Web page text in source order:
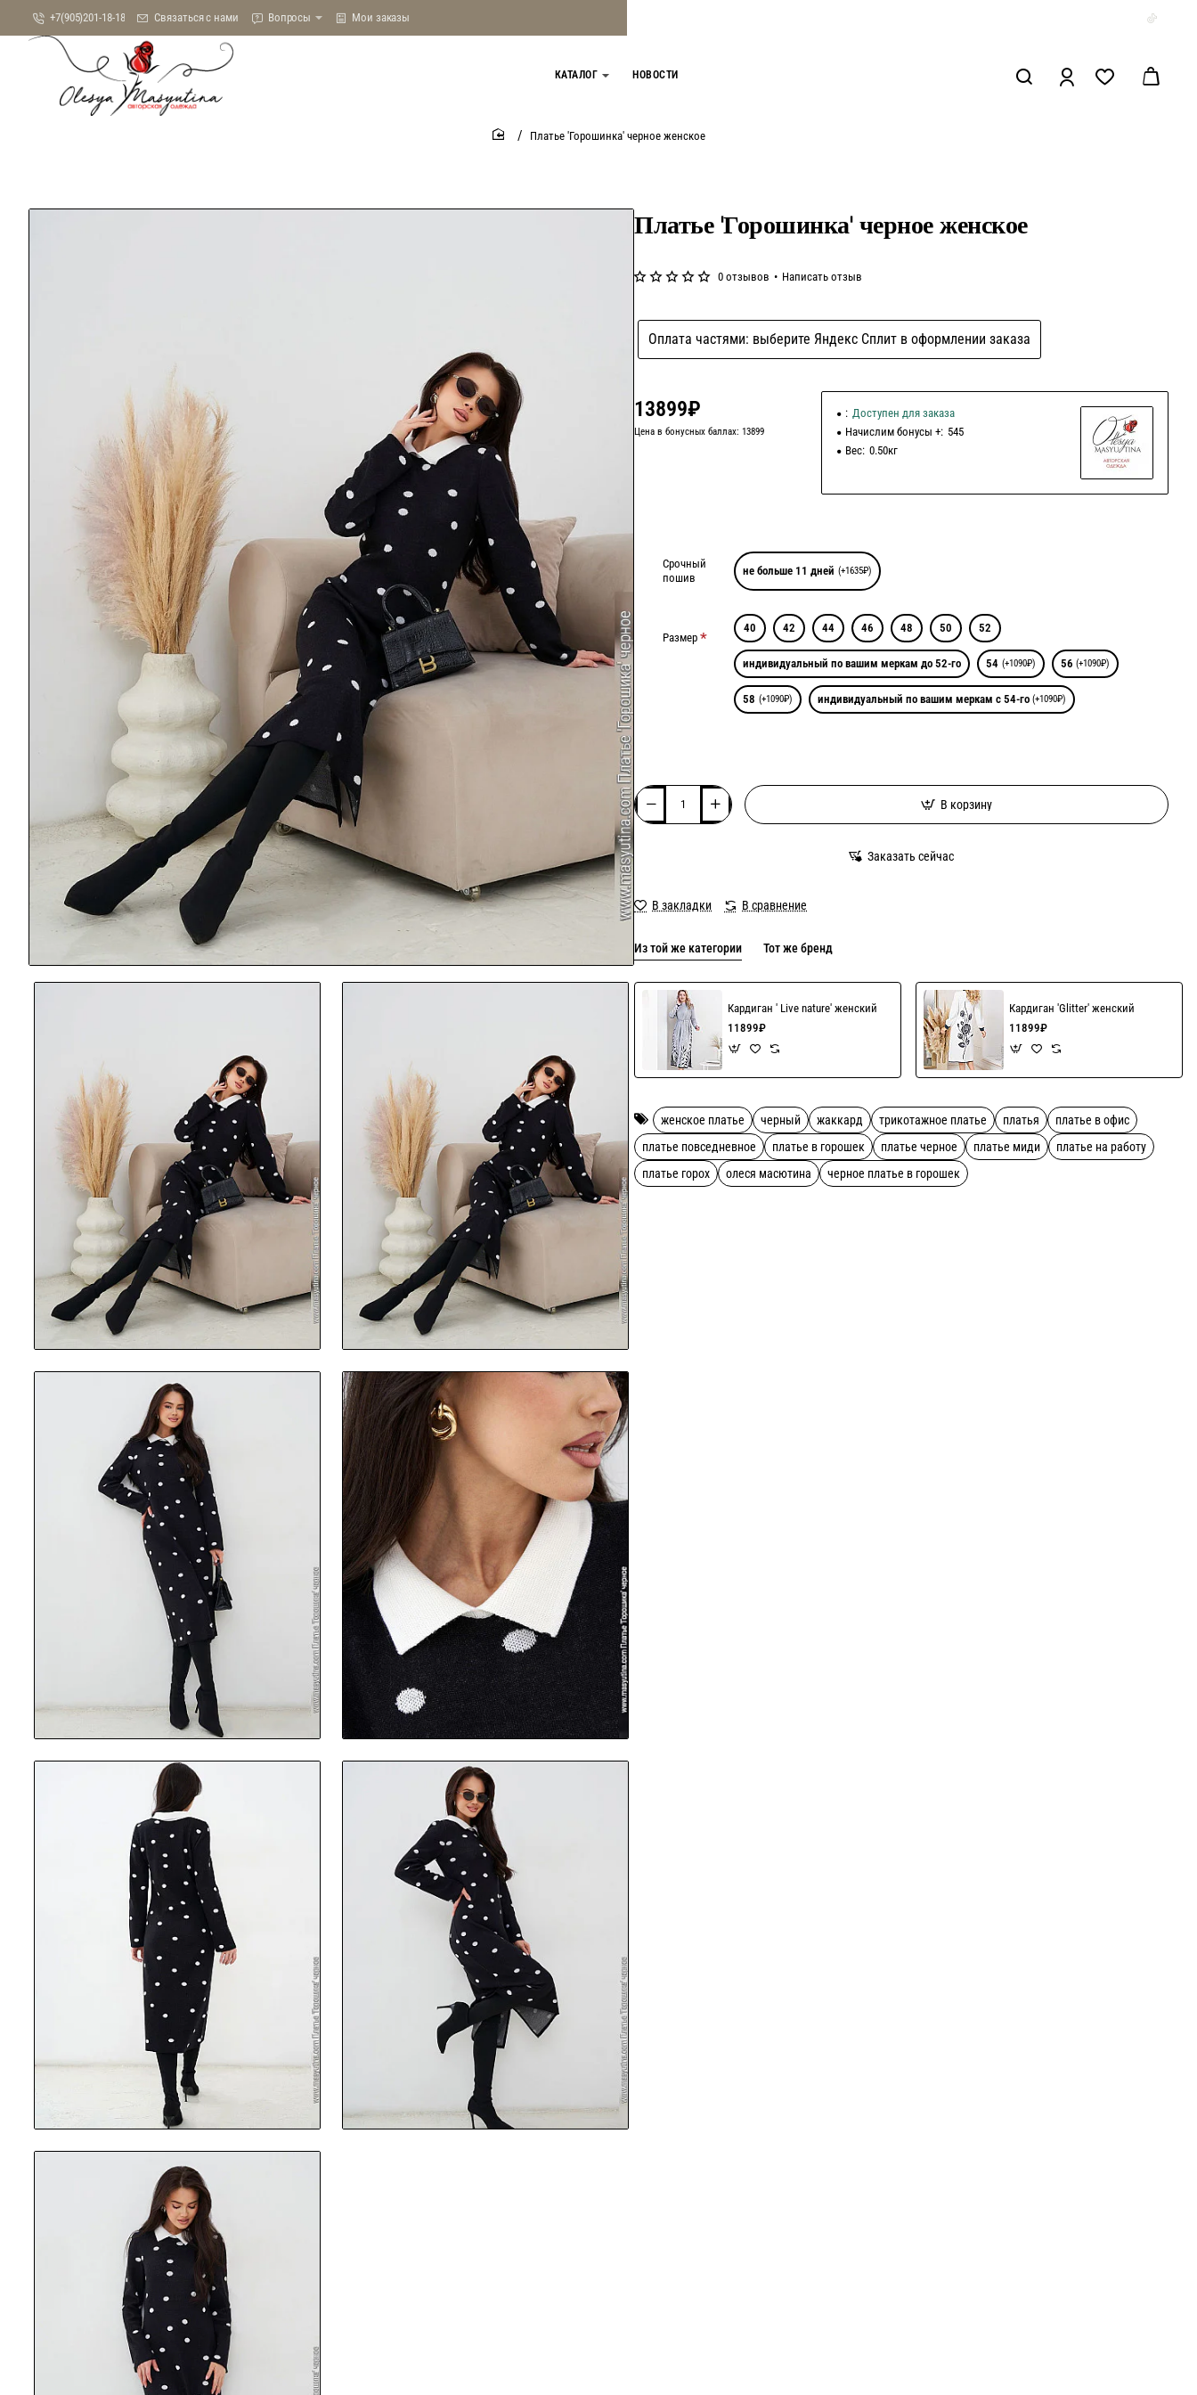
+7(905)201-18-18 Связаться с нами Вопросы Мои заказы
КАТАЛОГ НОВОСТИ
Платье 'Горошинка' черное женское
Платье 'Горошинка' черное женское
Оплата частями: выберите Яндекс Сплит в оформлении заказа
0 отзывов • Написать отзыв
13899₽
Цена в бонусных баллах: 13899
: Доступен для заказа
Начислим бонусы +: 545
Вес: 0.50кг
Срочный
пошив
не больше 11 дней (+1635₽)
Размер
40 42 44 46 48 50 52
индивидуальный по вашим меркам до 52-го 54 (+1090₽) 56 (+1090₽)
58 (+1090₽) индивидуальный по вашим меркам с 54-го (+1090₽)
В корзину
Заказать сейчас
В закладки В сравнение
Из той же категории Тот же бренд
Кардиган ' Live nature' женский
11899₽
Кардиган 'Glitter' женский
11899₽
женское платье черный жаккард трикотажное платье платья
платье в офис
платье повседневное
платье в горошек платье черное платье миди
платье на работу
платье горох
олеся масютина черное платье в горошек